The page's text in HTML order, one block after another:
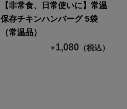
【非常食、日常使いに】常温
保存チキンハンバーグ 5袋
（常温品）
￥ 1,080 （税込）